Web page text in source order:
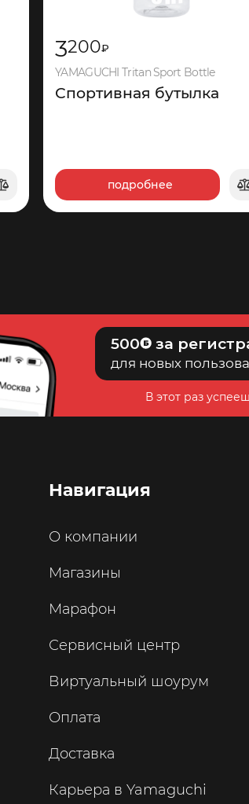
3200₽
YAMAGUCHI Tritan Sport Bottle
Спортивная бутылка
подробнее
500 за
для новых
В этот раз
Навигация
О компании
Магазины
Марафон
Сервисный центр
Виртуальный шоурум
Оплата
Доставка
Карьера в Yamaguchi